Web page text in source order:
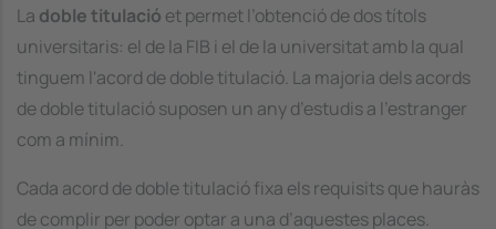
La doble titulació et permet l’obtenció de dos títols
universitaris: el de la FIB i el de la universitat amb la qual
tinguem l'acord de doble titulació. La majoria dels acords
de doble titulació suposen un any d’estudis a l’estranger
com a mínim.
Cada acord de doble titulació fixa els requisits que hauràs
de complir per poder optar a una d’aquestes places.